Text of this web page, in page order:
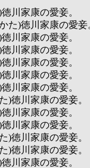
川家康の愛妾。
た)徳川家康の愛妾
川家康の愛妾。
川家康の愛妾。
川家康の愛妾。
川家康の愛妾。
川家康の愛妾。
)徳川家康の愛妾。
川家康の愛妾。
川家康の愛妾。
)徳川家康の愛妾。
)徳川家康の愛妾。
川家康の愛妾。